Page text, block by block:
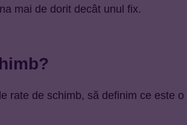
mai de dorit decât unul fix.
rate de schimb, să definim ce este